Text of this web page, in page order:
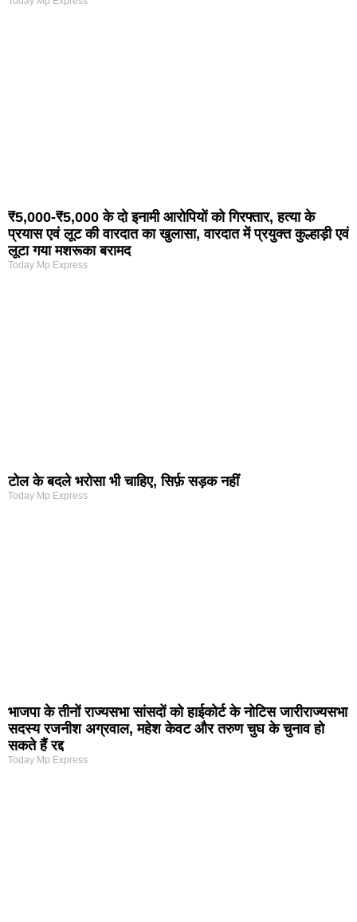
₹5,000-₹5,000 के दो इनामी आरोपियों को गिरफ्तार, हत्या के
प्रयास एवं लूट की वारदात का खुलासा, वारदात में प्रयुक्त कुल्हाड़ी एवं
लूटा गया मशरूका बरामद
Today Mp Express
टोल के बदले भरोसा भी चाहिए, सिर्फ़ सड़क नहीं
Today Mp Express
भाजपा के तीनों राज्यसभा सांसदों को हाईकोर्ट के नोटिस जारीराज्यसभा
सदस्य रजनीश अग्रवाल, महेश केवट और तरुण चुघ के चुनाव हो
सकते हैं रद्द
Today Mp Express